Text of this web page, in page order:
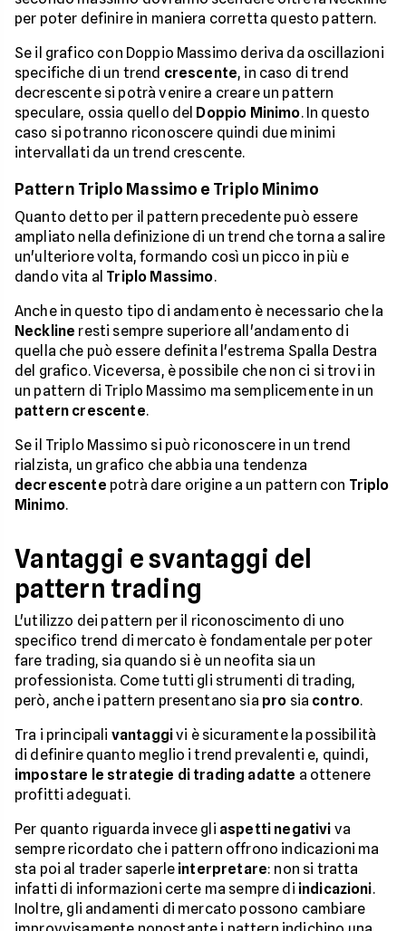
per poter definire in maniera corretta questo pattern.
Se il grafico con Doppio Massimo deriva da oscillazioni
specifiche di un trend crescente, in caso di trend
decrescente si potrà venire a creare un pattern
speculare, ossia quello del Doppio Minimo. In questo
caso si potranno riconoscere quindi due minimi
intervallati da un trend crescente.
Pattern Triplo Massimo e Triplo Minimo
Quanto detto per il pattern precedente può essere
ampliato nella definizione di un trend che torna a salire
un'ulteriore volta, formando così un picco in più e
dando vita al Triplo Massimo.
Anche in questo tipo di andamento è necessario che la
Neckline resti sempre superiore all'andamento di
quella che può essere definita l'estrema Spalla Destra
del grafico. Viceversa, è possibile che non ci si trovi in
un pattern di Triplo Massimo ma semplicemente in un
pattern crescente.
Se il Triplo Massimo si può riconoscere in un trend
rialzista, un grafico che abbia una tendenza
decrescente potrà dare origine a un pattern con Triplo
Minimo.
Vantaggi e svantaggi del
pattern trading
L'utilizzo dei pattern per il riconoscimento di uno
specifico trend di mercato è fondamentale per poter
fare trading, sia quando si è un neofita sia un
professionista. Come tutti gli strumenti di trading,
però, anche i pattern presentano sia pro sia contro.
Tra i principali vantaggivi è sicuramente la possibilità
di definire quanto meglio i trend prevalenti e, quindi,
impostare le strategie di trading adatte a ottenere
profitti adeguati.
Per quanto riguarda invece gli aspetti negativi va
sempre ricordato che i pattern offrono indicazioni ma
sta poi al trader saperle interpretare: non si tratta
infatti di informazioni certe ma sempre di indicazioni.
Inoltre, gli andamenti di mercato possono cambiare